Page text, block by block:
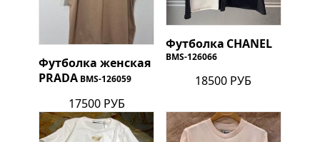
Футболка женская
PRADA BMS-126059
17500 РУБ
Футболка CHANEL
BMS-126066
18500 РУБ